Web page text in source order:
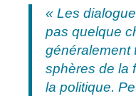
« Les
pas quelque
généralement
sphères de la
la politique.